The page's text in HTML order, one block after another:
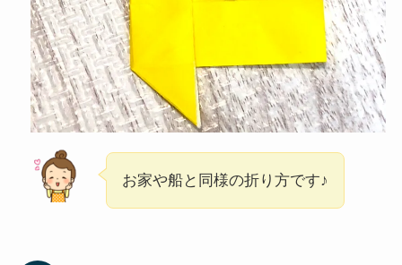
お家や船と同様の折り方です♪